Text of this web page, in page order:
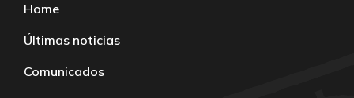
Home
Últimas noticias
Comunicados